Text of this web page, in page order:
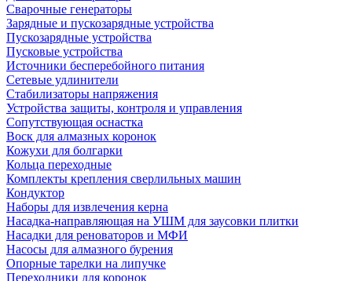
Сварочные генераторы
Зарядные и пускозарядные устройства
Пускозарядные устройства
Пусковые устройства
Источники бесперебойного питания
Сетевые удлинители
Стабилизаторы напряжения
Устройства защиты, контроля и управления
Сопутствующая оснастка
Воск для алмазных коронок
Кожухи для болгарки
Кольца переходные
Комплекты крепления сверлильных машин
Кондуктор
Наборы для извлечения керна
Насадка-направляющая на УШМ для заусовки плитки
Насадки для реноваторов и МФИ
Насосы для алмазного бурения
Опорные тарелки на липучке
Переходники для коронок